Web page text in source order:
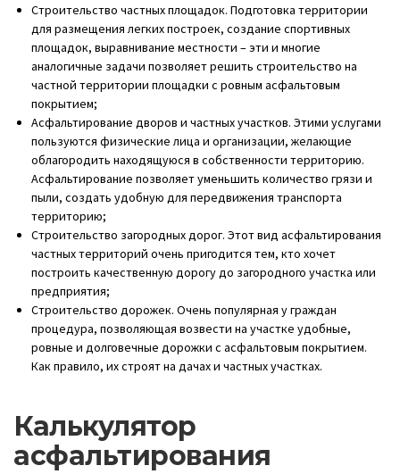
Строительство частных площадок. Подготовка территории
для размещения легких построек, создание спортивных
площадок, выравнивание местности – эти и многие
аналогичные задачи позволяет решить строительство на
частной территории площадки с ровным асфальтовым
покрытием;
Асфальтирование дворов и частных участков. Этими услугами
пользуются физические лица и организации, желающие
облагородить находящуюся в собственности территорию.
Асфальтирование позволяет уменьшить количество грязи и
пыли, создать удобную для передвижения транспорта
территорию;
Строительство загородных дорог. Этот вид асфальтирования
частных территорий очень пригодится тем, кто хочет
построить качественную дорогу до загородного участка или
предприятия;
Строительство дорожек. Очень популярная у граждан
процедура, позволяющая возвести на участке удобные,
ровные и долговечные дорожки с асфальтовым покрытием.
Как правило, их строят на дачах и частных участках.
Калькулятор
асфальтирования